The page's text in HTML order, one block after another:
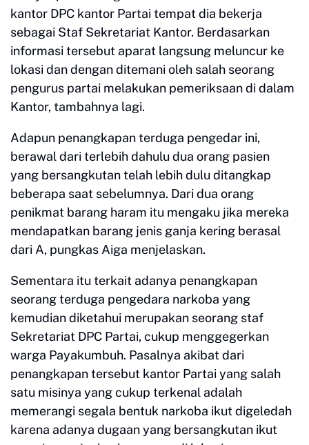
kantor DPC kantor Partai tempat dia bekerja
sebagai Staf Sekretariat Kantor. Berdasarkan
informasi tersebut aparat langsung meluncur ke
lokasi dan dengan ditemani oleh salah seorang
pengurus partai melakukan pemeriksaan di dalam
Kantor, tambahnya lagi.
Adapun penangkapan terduga pengedar ini,
berawal dari terlebih dahulu dua orang pasien
yang bersangkutan telah lebih dulu ditangkap
beberapa saat sebelumnya. Dari dua orang
penikmat barang haram itu mengaku jika mereka
mendapatkan barang jenis ganja kering berasal
dari A, pungkas Aiga menjelaskan.
Sementara itu terkait adanya penangkapan
seorang terduga pengedara narkoba yang
kemudian diketahui merupakan seorang staf
Sekretariat DPC Partai, cukup menggegerkan
warga Payakumbuh. Pasalnya akibat dari
penangkapan tersebut kantor Partai yang salah
satu misinya yang cukup terkenal adalah
memerangi segala bentuk narkoba ikut digeledah
karena adanya dugaan yang bersangkutan ikut